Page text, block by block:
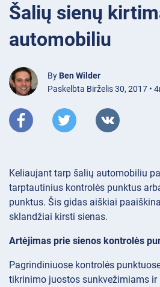
Šalių sienų
automobiliu
By Ben Wilder
Paskelbta Birželis 30, 2017 •
Keliaujant tarp šalių automobiliu
tarptautinius kontrolės punktus
punktus. Šis gidas aiškiai
sklandžiai kirsti sienas.
Artėjimas prie sienos kontrolės
Pagrindiniuose kontrolės
tikrinimo juostos sunkvežimiams ir